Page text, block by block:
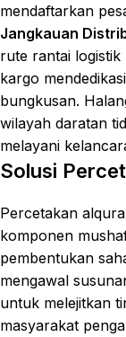
mendaftarkan
Jangkauan
rute rantai
kargo
bungkusan.
wilayah daratan
melayani
Solusi
Percetakan
komponen
pembentukan
mengawal
untuk melejitkan
masyarakat